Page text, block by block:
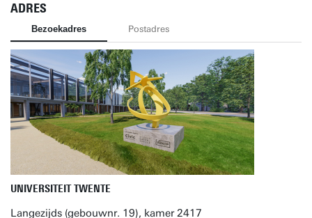
ADRES
Bezoekadres Postadres
UNIVERSITEIT TWENTE
Langezijds (gebouwnr. 19), kamer 2417